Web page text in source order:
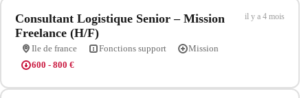
Consultant Logistique Senior – Mission
Freelance (H/F)
il y a 4 mois
Ile de france Fonctions support
Mission
600 - 800 €